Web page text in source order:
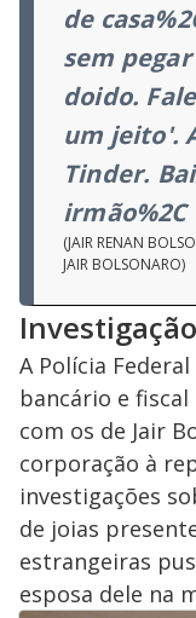
de
sem
doido.
um jeito'.
Tinder.
(JAIR RENAN
JAIR BOLSONARO)
A Polícia
bancário e
com os de Jair
corporação à
investigações
de joias
estrangeiras
esposa dele na